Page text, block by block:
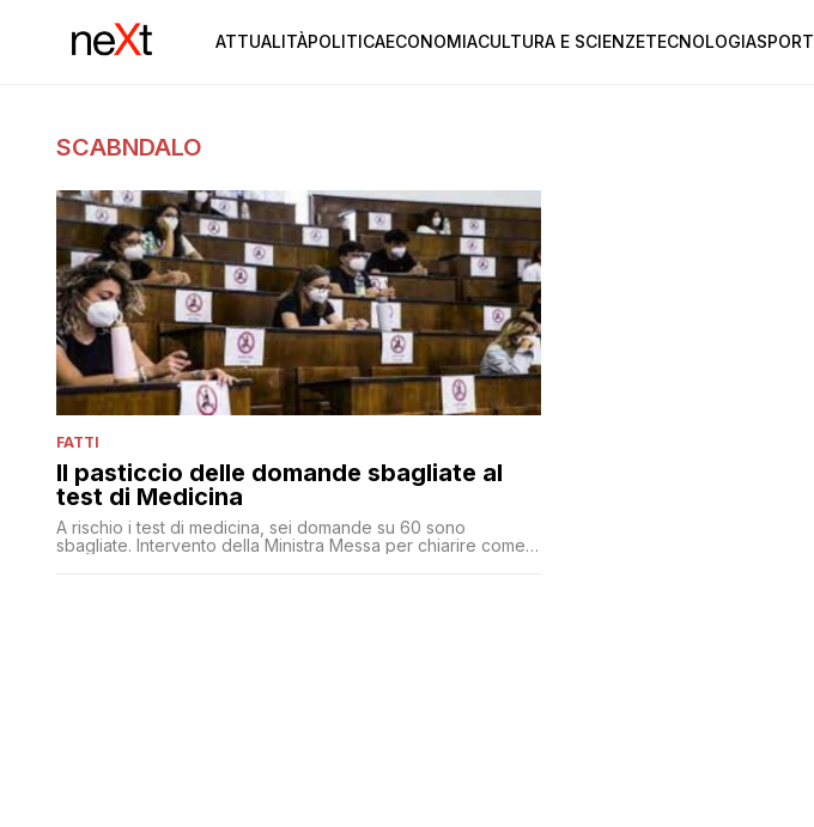
ATTUALITÀPOLITICAECONOMIACULTURA E SCIENZETECNOLOGIASPORT
SCABNDALO
FATTI
Il pasticcio delle domande sbagliate al
test di Medicina
A rischio i test di medicina, sei domande su 60 sono
sbagliate. Intervento della Ministra Messa per chiarire come